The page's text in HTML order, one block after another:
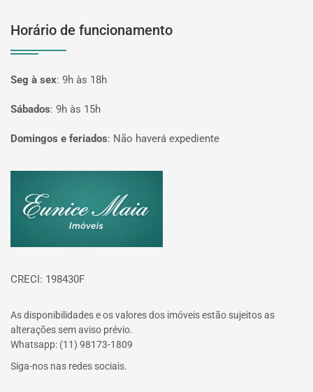
Horário de funcionamento
Seg à sex: 9h às 18h
Sábados: 9h às 15h
Domingos e feriados: Não haverá expediente
CRECI: 198430F
As disponibilidades e os valores dos imóveis estão sujeitos as
alterações sem aviso prévio.
Whatsapp: (11) 98173-1809
Siga-nos nas redes sociais.